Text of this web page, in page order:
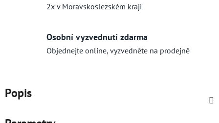
2x v Moravskoslezském kraji
Osobní vyzvednutí zdarma
Objednejte online, vyzvedněte na prodejně
Popis